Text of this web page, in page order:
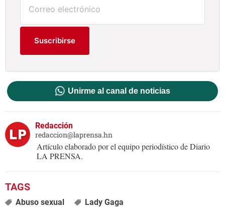
Suscribirse
Unirme al canal de noticias
Redacción
redaccion@laprensa.hn
Artículo elaborado por el equipo periodístico de Diario
LA PRENSA.
Abuso sexual Lady Gaga